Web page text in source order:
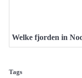
Welke fjorden in
Tags